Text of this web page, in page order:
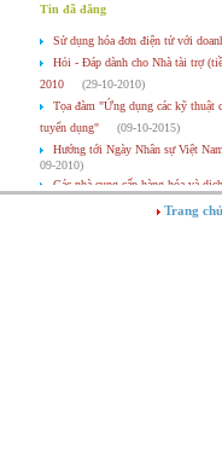
Tin đã đăng
Sử dụng hóa đơn điện tử với
Hỏi - Đáp dành cho Nhà tài trợ
2010
(29-10-2010)
Tọa đàm "Ứng dụng các kỹ thuật
tuyển dụng"
(09-10-2015)
Hướng tới Ngày Nhân sự Việt
09-2010)
Các nhà cung cấp hàng hóa và
Trang chủ